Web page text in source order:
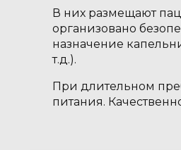
В них размещают
организовано
назначение
т.д.).
При длительном
питания.